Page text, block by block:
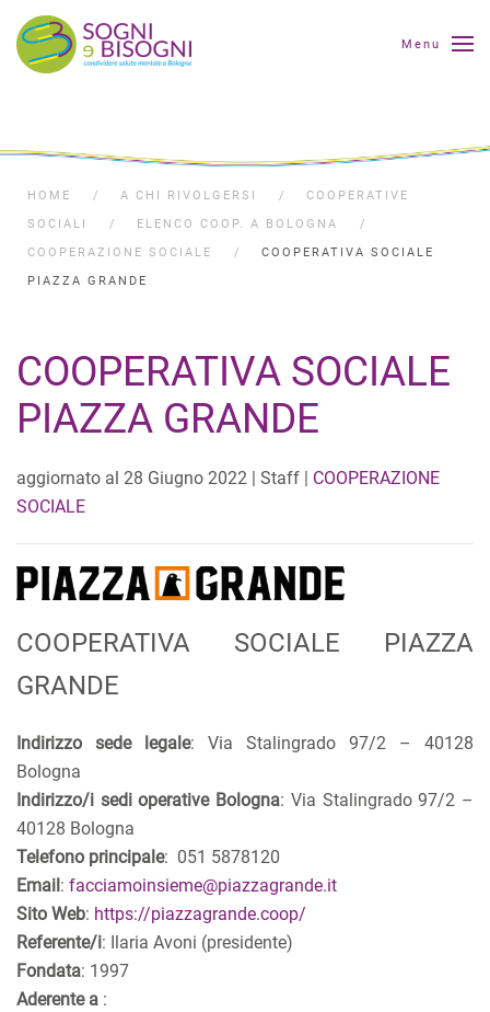
Menu
HOME A CHI RIVOLGERSI
COOPERATIVE
SOCIALI
ELENCO COOP. A BOLOGNA
COOPERAZIONE SOCIALE
COOPERATIVA SOCIALE
PIAZZA GRANDE
COOPERATIVA SOCIALE
PIAZZA GRANDE
aggiornato al 28 Giugno 2022 | Staff | COOPERAZIONE
SOCIALE
COOPERATIVA SOCIALE PIAZZA
GRANDE
Indirizzo sede legale: Via Stalingrado 97/2 – 40128
Bologna
Indirizzo/i sedi operative Bologna: Via Stalingrado 97/2 –
40128 Bologna
Telefono principale: 051 5878120
Email : facciamoinsieme@piazzagrande.it
Sito Web: https://piazzagrande.coop/
Referente/i: Ilaria Avoni (presidente)
Fondata: 1997
Aderente a :